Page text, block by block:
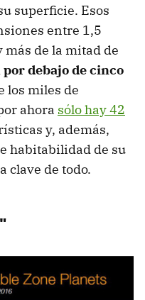
superficie. Esos
entre 1,5
de la mitad de
por debajo de cinco
los miles de
ahora sólo hay 42
y, además,
habitabilidad de su
clave de todo.